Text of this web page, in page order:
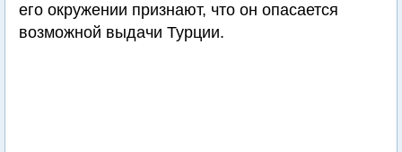
его окружении признают, что он опасается
возможной выдачи Турции.